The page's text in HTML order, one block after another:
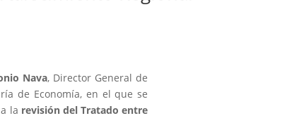
Nava, Director General de
de Economía, en el que se
la revisión del Tratado entre